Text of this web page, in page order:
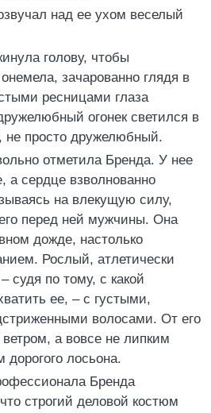
над ее ухом веселый
голову, чтобы
зачарованно глядя в
ресницами глаза
огонек светился в
просто дружелюбный.
отметила Бренда. У нее
а сердце взволнованно
на влекущую силу,
перед ней мужчины. Она
дожде, настолько
Рослый, атлетически
судя по тому, с какой
ее, – с густыми,
волосами. От его
а вовсе не липким
лосьона.
Бренда
строгий деловой костюм